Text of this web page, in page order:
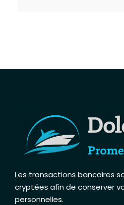
Les transactions bancaires
cryptées afin de conserver
personnelles.